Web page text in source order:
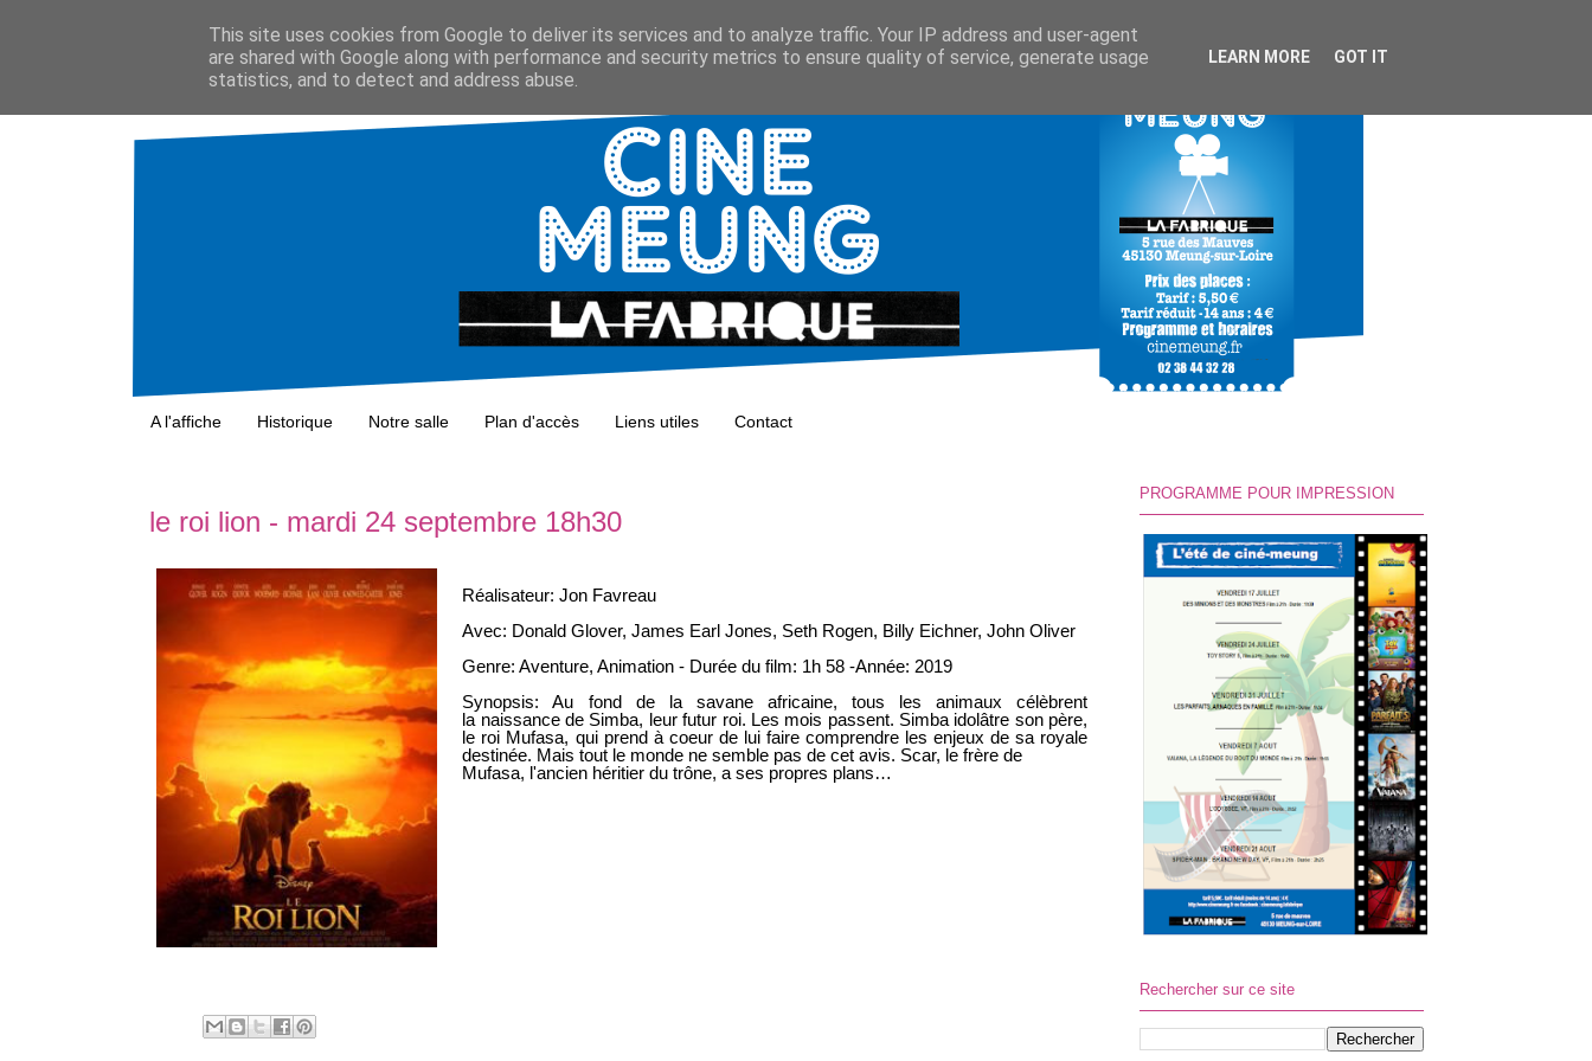
A l'affiche Historique Notre salle Plan d'accès Liens utiles Contact
le roi lion - mardi 24 septembre 18h30
Réalisateur: Jon Favreau
Avec: Donald Glover, James Earl Jones, Seth Rogen, Billy Eichner, John Oliver
Genre: Aventure, Animation - Durée du film: 1h 58 -Année: 2019
Synopsis: Au fond de la savane africaine, tous les animaux célèbrent
la naissance de Simba, leur futur roi. Les mois passent. Simba idolâtre son père,
le roi Mufasa, qui prend à coeur de lui faire comprendre les enjeux de sa royale
destinée. Mais tout le monde ne semble pas de cet avis. Scar, le frère de
Mufasa, l'ancien héritier du trône, a ses propres plans…
PROGRAMME POUR IMPRESSION
Rechercher sur ce site
This site uses cookies from Google to deliver its services and to analyze traffic. Your IP address and user-agent
are shared with Google along with performance and security metrics to ensure quality of service, generate usage
statistics, and to detect and address abuse.
LEARN MORE GOT IT